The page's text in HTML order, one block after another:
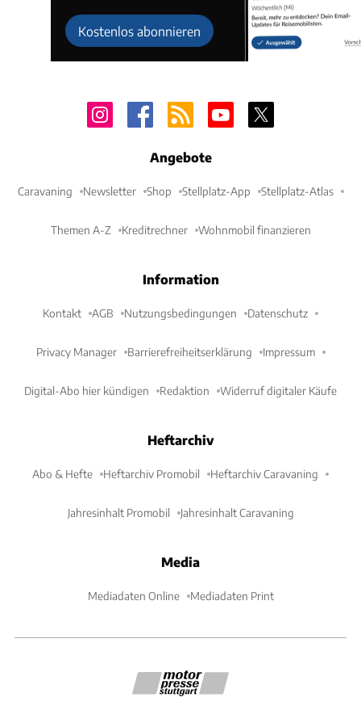
Kostenlos abonnieren
Angebote
Caravaning Newsletter Shop Stellplatz-App Stellplatz-Atlas
Themen A-Z Kreditrechner Wohnmobil finanzieren
Information
Kontakt AGB Nutzungsbedingungen Datenschutz
Privacy Manager Barrierefreiheitserklärung Impressum
Digital-Abo hier kündigen Redaktion Widerruf digitaler Käufe
Heftarchiv
Abo & Hefte Heftarchiv Promobil Heftarchiv Caravaning
Jahresinhalt Promobil Jahresinhalt Caravaning
Media
Mediadaten Online Mediadaten Print